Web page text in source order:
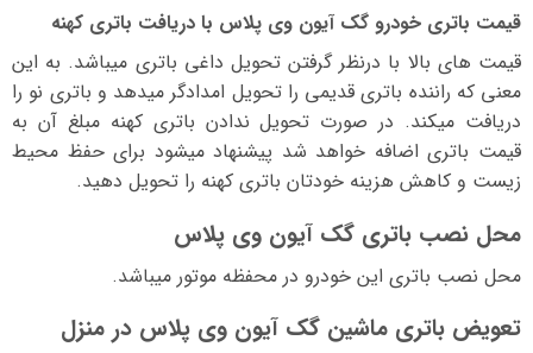
قیمت باتری خودرو گک آیون وی پلاس با دریافت باتری کهنه
قیمت های بالا با درنظر گرفتن تحویل داغی باتری میباشد. به این
معنی که راننده باتری قدیمی را تحویل امدادگر میدهد و باتری نو را
دریافت میکند. در صورت تحویل ندادن باتری کهنه مبلغ آن به
قیمت باتری اضافه خواهد شد پیشنهاد میشود برای حفظ محیط
زیست و کاهش هزینه خودتان باتری کهنه را تحویل دهید.
محل نصب باتری گک آیون وی پلاس
محل نصب باتری این خودرو در محفظه موتور میباشد.
تعویض باتری ماشین گک آیون وی پلاس در منزل